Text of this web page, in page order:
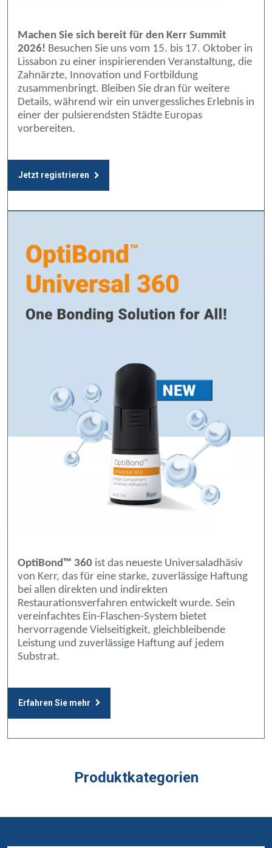
Machen Sie sich bereit für den Kerr Summit
2026! Besuchen Sie uns vom 15. bis 17. Oktober in
Lissabon zu einer inspirierenden Veranstaltung, die
Zahnärzte, Innovation und Fortbildung
zusammenbringt. Bleiben Sie dran für weitere
Details, während wir ein unvergessliches Erlebnis in
einer der pulsierendsten Städte Europas
vorbereiten.
Jetzt registrieren
OptiBond™ 360 ist das neueste Universaladhäsiv
von Kerr, das für eine starke, zuverlässige Haftung
bei allen direkten und indirekten
Restaurationsverfahren entwickelt wurde. Sein
vereinfachtes Ein-Flaschen-System bietet
hervorragende Vielseitigkeit, gleichbleibende
Leistung und zuverlässige Haftung auf jedem
Substrat.
Erfahren Sie mehr
Produktkategorien